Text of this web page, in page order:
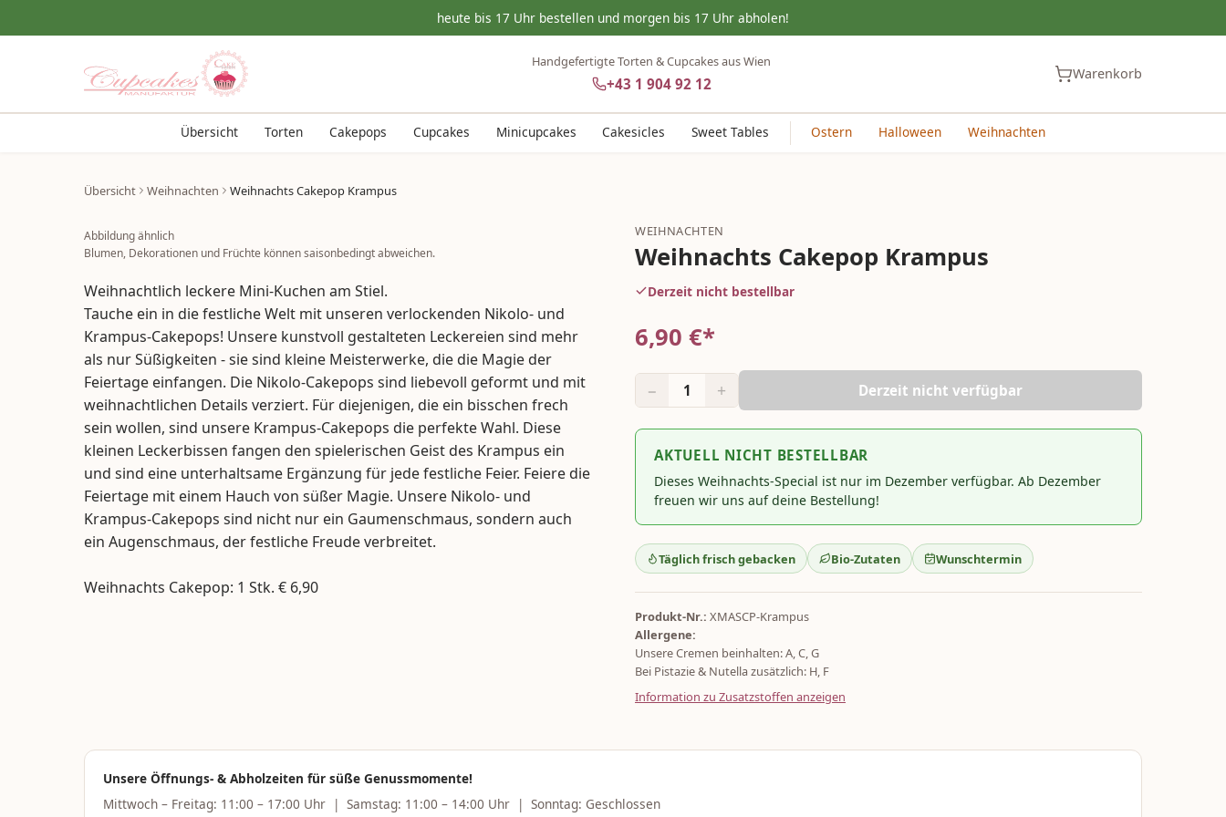
heute bis 17 Uhr bestellen und morgen bis 17 Uhr abholen!
Handgefertigte Torten & Cupcakes aus Wien
+43 1 904 92 12
Warenkorb
Übersicht Torten Cakepops Cupcakes Minicupcakes Cakesicles Sweet Tables Ostern Halloween Weihnachten
Übersicht Weihnachten Weihnachts Cakepop Krampus
Abbildung ähnlich
Blumen, Dekorationen und Früchte können saisonbedingt abweichen.
Weihnachtlich leckere Mini-Kuchen am Stiel.
Tauche ein in die festliche Welt mit unseren verlockenden Nikolo- und
Krampus-Cakepops! Unsere kunstvoll gestalteten Leckereien sind mehr
als nur Süßigkeiten - sie sind kleine Meisterwerke, die die Magie der
Feiertage einfangen. Die Nikolo-Cakepops sind liebevoll geformt und mit
weihnachtlichen Details verziert. Für diejenigen, die ein bisschen frech
sein wollen, sind unsere Krampus-Cakepops die perfekte Wahl. Diese
kleinen Leckerbissen fangen den spielerischen Geist des Krampus ein
und sind eine unterhaltsame Ergänzung für jede festliche Feier. Feiere die
Feiertage mit einem Hauch von süßer Magie. Unsere Nikolo- und
Krampus-Cakepops sind nicht nur ein Gaumenschmaus, sondern auch
ein Augenschmaus, der festliche Freude verbreitet.
Weihnachts Cakepop: 1 Stk. € 6,90
WEIHNACHTEN
Weihnachts Cakepop Krampus
Derzeit nicht bestellbar
6,90 €*
− 1 + Derzeit nicht verfügbar
AKTUELL NICHT BESTELLBAR
Dieses Weihnachts-Special ist nur im Dezember verfügbar. Ab Dezember
freuen wir uns auf deine Bestellung!
Täglich frisch gebacken Bio-Zutaten Wunschtermin
Produkt-Nr.: XMASCP-Krampus
Allergene:
Unsere Cremen beinhalten: A, C, G
Bei Pistazie & Nutella zusätzlich: H, F
Information zu Zusatzstoffen anzeigen
Unsere Öffnungs- & Abholzeiten für süße Genussmomente!
Mittwoch – Freitag: 11:00 – 17:00 Uhr | Samstag: 11:00 – 14:00 Uhr | Sonntag: Geschlossen